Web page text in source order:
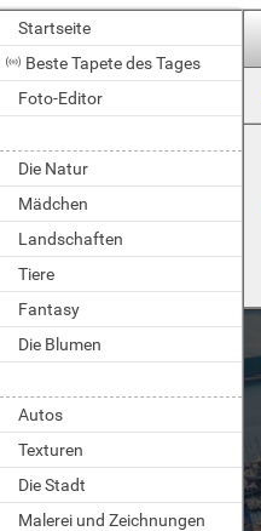
Startseite
Beste Tapete des Tages
Foto-Editor
Die Natur
Mädchen
Landschaften
Tiere
Fantasy
Die Blumen
Autos
Texturen
Die Stadt
Malerei und Zeichnungen